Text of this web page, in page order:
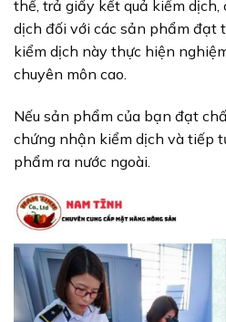
thể, trả giấy kết quả kiểm
dịch đối với các sản phẩm đạt
kiểm dịch này thực hiện
chuyên môn cao.
Nếu sản phẩm của bạn đạt
chứng nhận kiểm dịch và tiếp
phẩm ra nước ngoài.